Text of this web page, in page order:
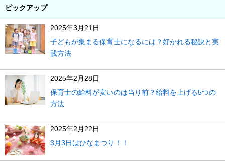
ピックアップ
2025年3月21日
子どもが集まる保育士になるには？好かれる秘訣と実
践方法
2025年2月28日
保育士の給料が安いのは当り前？給料を上げる5つの
方法
2025年2月22日
3月3日はひなまつり！！